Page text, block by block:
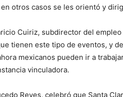
otros casos se les orientó y
Cuiriz, subdirector del
tienen este tipo de eventos, y
mexicanos pueden ir a
vinculadora.
Reyes, celebró que Santa